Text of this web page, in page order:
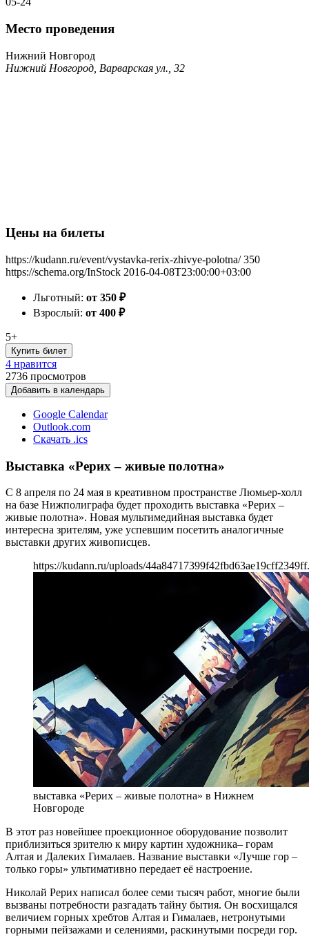
Место проведения
Нижний Новгород
Нижний Новгород, Варварская ул., 32
Цены на билеты
https://kudann.ru/event/vystavka-rerix-zhivye-polotna/ 350
https://schema.org/InStock 2016-04-08T23:00:00+03:00
Льготный: от 350 ₽
Взрослый: от 400 ₽
5+
Купить билет
4 нравится
2736 просмотров
Добавить в календарь
Google Calendar
Outlook.com
Скачать .ics
Выставка «Рерих – живые полотна»
C 8 апреля по 24 мая в креативном пространстве Люмьер-холл
на базе Нижполиграфа будет проходить выставка «Рерих –
живые полотна». Новая мультимедийная выставка будет
интересна зрителям, уже успевшим посетить аналогичные
выставки других живописцев.
https://kudann.ru/uploads/
выставка «Рерих – живые полотна» в Нижнем
Новгороде
В этот раз новейшее проекционное оборудование позволит
приблизиться зрителю к миру картин художника– горам
Алтая и Далеких Гималаев. Название выставки «Лучше гор –
только горы» ультимативно передает её настроение.
Николай Рерих написал более семи тысяч работ, многие были
вызваны потребности разгадать тайну бытия. Он восхищался
величием горных хребтов Алтая и Гималаев, нетронутыми
горными пейзажами и селениями, раскинутыми посреди гор.